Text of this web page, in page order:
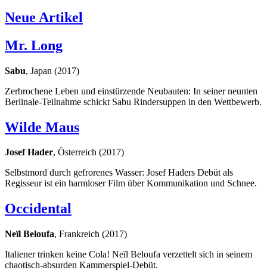
Neue Artikel
Mr. Long
Sabu, Japan (2017)
Zerbrochene Leben und einstürzende Neubauten: In seiner neunten
Berlinale-Teilnahme schickt Sabu Rindersuppen in den Wettbewerb.
Wilde Maus
Josef Hader, Österreich (2017)
Selbstmord durch gefrorenes Wasser: Josef Haders Debüt als
Regisseur ist ein harmloser Film über Kommunikation und Schnee.
Occidental
Neïl Beloufa, Frankreich (2017)
Italiener trinken keine Cola! Neïl Beloufa verzettelt sich in seinem
chaotisch-absurden Kammerspiel-Debüt.